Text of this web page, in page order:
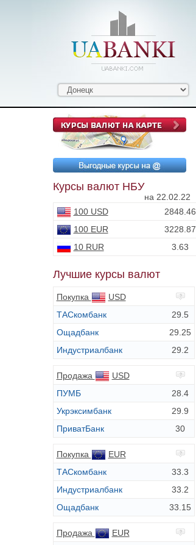
Курсы валют НБУ
на 22.02.22
100 USD
2848.46
100 EUR
3228.87
10 RUR
3.63
Лучшие курсы валют
Покупка
USD
ТАСкомбанк
29.5
Ощадбанк
29.25
Индустриалбанк
29.2
Продажа
USD
ПУМБ
28.4
Укрэксимбанк
29.9
ПриватБанк
30
Покупка
EUR
ТАСкомбанк
33.3
Индустриалбанк
33.2
Ощадбанк
33.15
Продажа
EUR